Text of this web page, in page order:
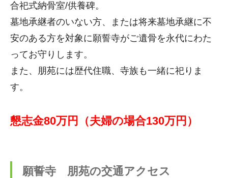
合祀式納骨室/供養碑。
墓地承継者のいない方、または将来墓地承継に不
安のある方を対象に願誓寺がご遺骨を永代にわた
ってお守りします。
また、朋苑には歴代住職、寺族も一緒に祀りま
す。
懇志金80万円（夫婦の場合130万円）
願誓寺 朋苑の交通アクセス